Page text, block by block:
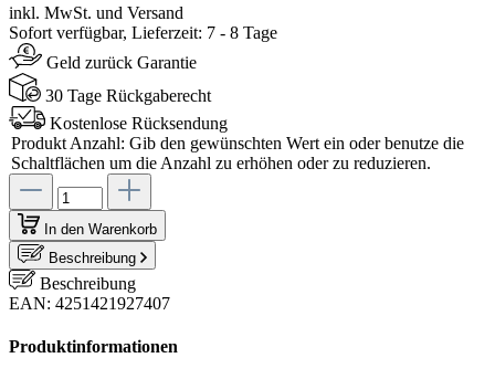
inkl. MwSt. und Versand
Sofort verfügbar, Lieferzeit: 7 - 8 Tage
Geld zurück Garantie
30 Tage Rückgaberecht
Kostenlose Rücksendung
Produkt Anzahl: Gib den gewünschten Wert ein oder benutze die
Schaltflächen um die Anzahl zu erhöhen oder zu reduzieren.
In den Warenkorb
Beschreibung
Beschreibung
EAN: 4251421927407
Produktinformationen